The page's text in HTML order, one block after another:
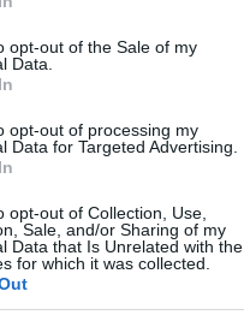
opt-out of the Sale of my
Data.
opt-out of processing my
Data for Targeted Advertising.
opt-out of Collection, Use,
Sale, and/or Sharing of my
Data that Is Unrelated with the
for which it was collected.